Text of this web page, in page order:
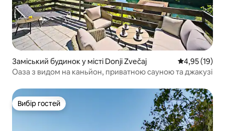
Заміський будинок у місті Donji Zvečaj Середня
4,95 (19)
Оаза з видом на каньйон, приватною сауною та джакузі
Вибір гостей
Вибір гостей